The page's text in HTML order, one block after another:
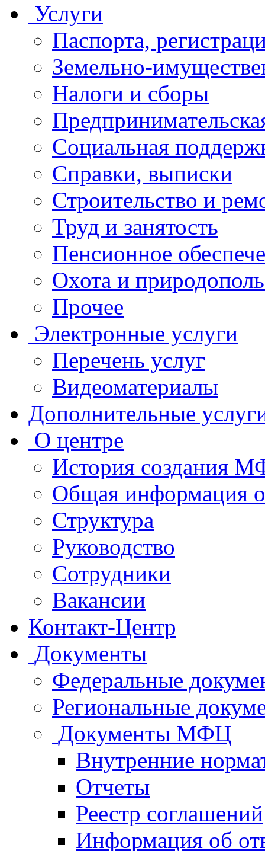
Услуги
Паспорта,
Земельно-
Налоги и сборы
Социальная
Справки, выписки
Строительство и
Труд и занятость
Пенсионное
Охота и
Прочее
Электронные услуги
Перечень услуг
Видеоматериалы
Дополнительные
О центре
История создания
Общая
Структура
Руководство
Сотрудники
Вакансии
Контакт-Центр
Документы
Федеральные
Региональные
Документы МФЦ
Внутренние
Отчеты
Реестр соглашений
Информация об